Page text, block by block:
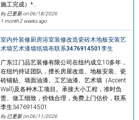
施工完成）*…
By 已更新 on06/18/2026
1 month 2 weeks ago
室内外装修厨房浴室装修改造瓷砖木地板安装艺
术墙艺术漆墙纸墙布联系3476914501李生
广东江门品艺装修有限公司在纽约成立10多年，
在纽约持证团队，擅长房屋改造、地板安装、瓷
砖铺贴、墙面油漆、工艺油漆、艺术墙（Accent
Wall)及各种木工项目。承接大小工程，准时负
责、做工细致，价钱合理，免费上门估价，联系
李生3476914501
By 已更新 on06/11/2026